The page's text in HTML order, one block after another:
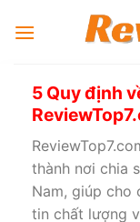
đến
5 Quy định
thành nơi chia
Nam, giúp cho
tin chất lượng